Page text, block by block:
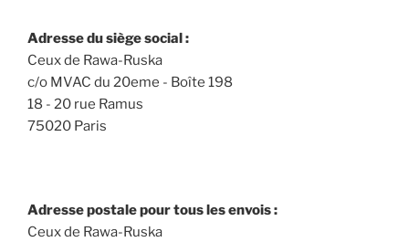
Adresse du siège social :
Ceux de Rawa-Ruska
c/o MVAC du 20eme - Boîte 198
18 - 20 rue Ramus
75020 Paris
Adresse postale pour tous les envois :
Ceux de Rawa-Ruska